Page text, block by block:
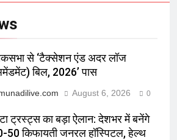
से ‘टैक्सेशन एंड अदर लॉज
बिल, 2026’ पास
August 6, 2026 0
ट्रस्ट्स का बड़ा ऐलान: देशभर में बनेंगे
50 किफायती जनरल हॉस्पिटल, हेल्थ